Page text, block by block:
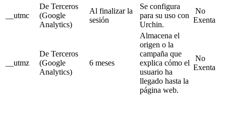
__utmc
De Terceros
(Google
Analytics)
Al finalizar la
sesión
Se configura
para su uso con
Urchin.
No
Exenta
__utmz
De Terceros
(Google
Analytics)
6 meses
Almacena el
origen o la
campaña que
explica cómo el
usuario ha
llegado hasta la
página web.
No
Exenta